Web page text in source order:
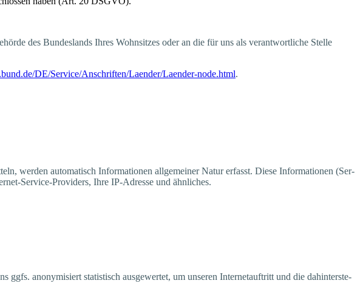
des Bun­des­lands Ihres Wohn­sit­zes oder an die für uns als ver­ant­wort­li­che Stel­le
DE/Service/Anschriften/Laender/Laender-node.html.
wer­den auto­ma­tisch Infor­ma­tio­nen all­ge­mei­ner Natur erfasst. Die­se Infor­ma­tio­nen (Ser­
Ser­vice-Pro­vi­ders, Ihre IP-Adres­se und ähnliches.
anony­mi­siert sta­tis­tisch aus­ge­wer­tet, um unse­ren Inter­net­auf­tritt und die dahin­ter­ste­